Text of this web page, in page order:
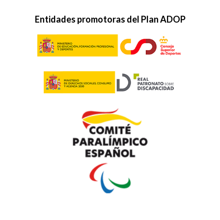
Entidades promotoras del Plan ADOP